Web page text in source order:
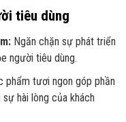
tiêu dùng
Ngăn chặn sự phát triển
người tiêu dùng.
phẩm tươi ngon góp phần
hài lòng của khách